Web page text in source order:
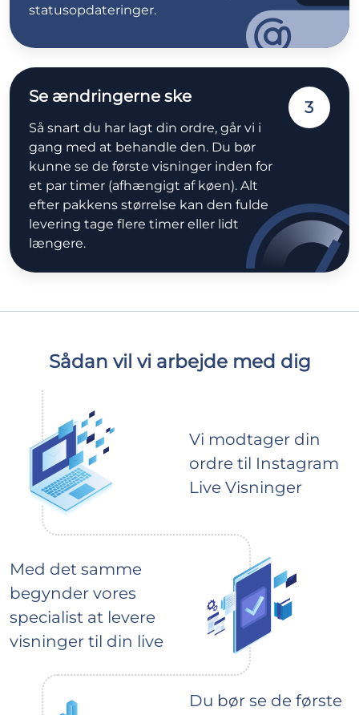
statusopdateringer.
Se ændringerne ske
Så snart du har lagt din ordre, går vi i
gang med at behandle den. Du bør
kunne se de første visninger inden for
et par timer (afhængigt af køen). Alt
efter pakkens størrelse kan den fulde
levering tage flere timer eller lidt
længere.
3
Sådan vil vi arbejde med dig
Vi modtager din
ordre til Instagram
Live Visninger
Med det samme
begynder vores
specialist at levere
visninger til din live
Du bør se de første